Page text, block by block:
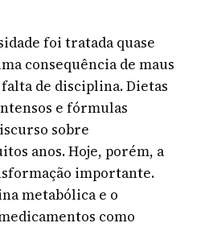
foi tratada quase
consequência de maus
de disciplina. Dietas
e fórmulas
sobre
anos. Hoje, porém, a
importante.
metabólica e o
como